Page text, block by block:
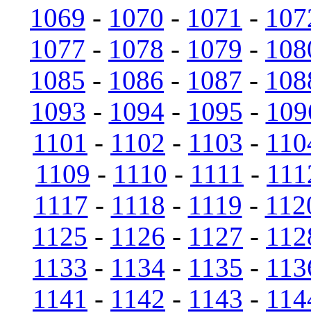
1069 - 1070 - 1071 -
1077 - 1078 - 1079 -
1085 - 1086 - 1087 -
1093 - 1094 - 1095 -
1101 - 1102 - 1103 -
1109 - 1110 - 1111 -
1117 - 1118 - 1119 -
1125 - 1126 - 1127 -
1133 - 1134 - 1135 -
1141 - 1142 - 1143 -